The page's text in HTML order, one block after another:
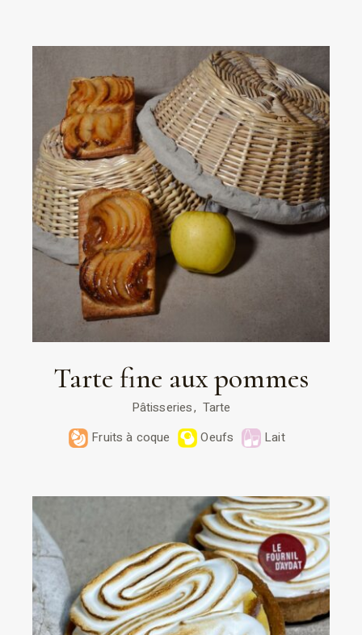
Tarte fine aux pommes
Pâtisseries
Tarte
Fruits à coque
Oeufs Lait